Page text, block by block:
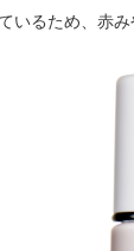
いるため、赤